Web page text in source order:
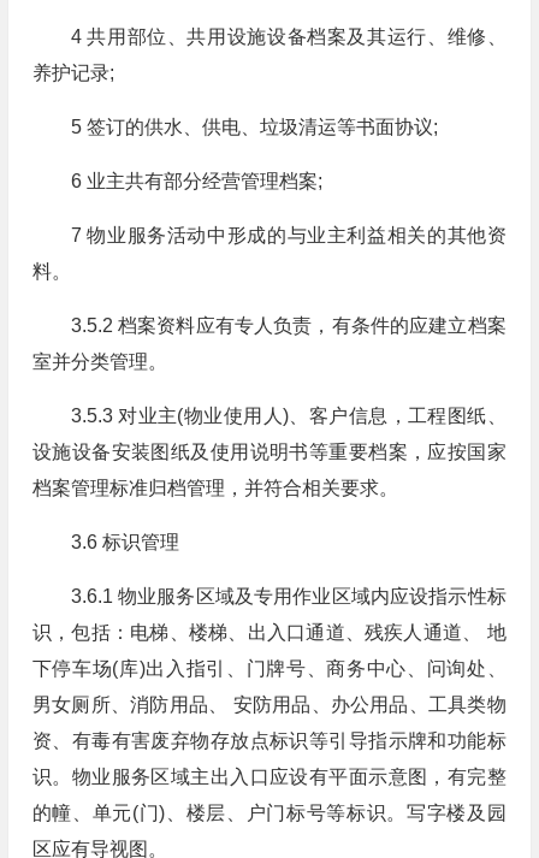
4 共用部位、共用设施设备档案及其运行、维修、
养护记录;
5 签订的供水、供电、垃圾清运等书面协议;
6 业主共有部分经营管理档案;
7 物业服务活动中形成的与业主利益相关的其他资
料。
3.5.2 档案资料应有专人负责，有条件的应建立档案
室并分类管理。
3.5.3 对业主(物业使用人)、客户信息，工程图纸、
设施设备安装图纸及使用说明书等重要档案，应按国家
档案管理标准归档管理，并符合相关要求。
3.6 标识管理
3.6.1 物业服务区域及专用作业区域内应设指示性标
识，包括：电梯、楼梯、出入口通道、残疾人通道、 地
下停车场(库)出入指引、门牌号、商务中心、问询处、
男女厕所、消防用品、 安防用品、办公用品、工具类物
资、有毒有害废弃物存放点标识等引导指示牌和功能标
识。物业服务区域主出入口应设有平面示意图，有完整
的幢、单元(门)、楼层、户门标号等标识。写字楼及园
区应有导视图。